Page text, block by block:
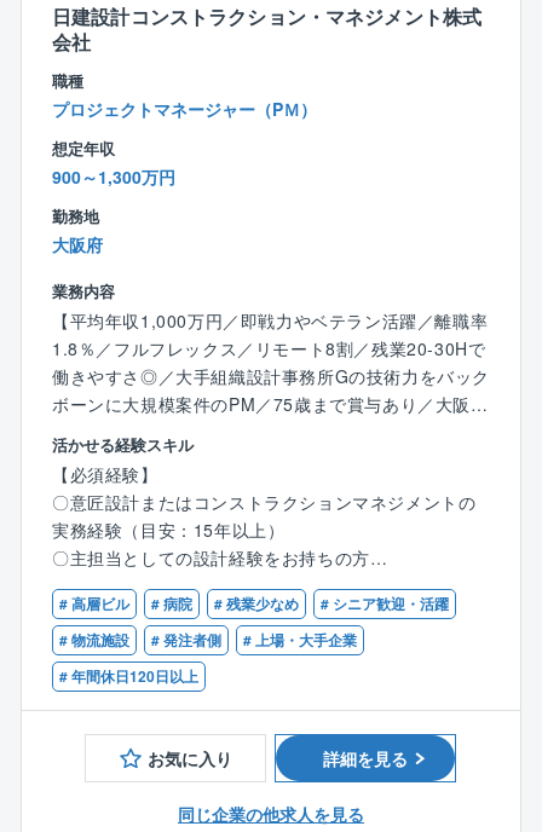
【1】大規模CRE保有企業・インフラ関連企業
【2】先端技術（生産・研究・IT）系企業
【3】放送・メディア系企業
【4】物流・情報インフラ系企業
【5】大規模スポーツ施設・先進医療系（病院）企業
【6】ラグジュアリーホテル・地方インバウンド（観光
関連・旅館等）系企業
【7】金融機関
【8】教育機関
国土交通省・文部科学省・地方公共団体・財団法人・
医療法人・社会福祉法人・独立行政法人・経済団体等
■施設用途
オフィス・生産/研究施設（工場・研究所）・物流施
設・商業施設・宿泊施設（ホテル・旅館）・医療施
設・教育施設・公共施設（官公庁他）等
■同社の魅力
＜どの世代にも活躍のチャンスがある＞
く、まだ経験が浅いメンバーを育てる雰囲気があるCM
会社です。
また、技術的な検証については、ベテラン社員がアド
バイザーとなって指導する組織体制ができています。
一方で、ベテランになってもPMの最前線で活躍してい
る方もおり、どの世代でも活躍する場があります。
また、女性のPM職も各部署に2名程度いて、女性が活
躍する環境もあります。
日建設計コンストラクション・マネジメント株式
会社
職種
プロジェクトマネージャー（PＭ）
想定年収
900～1,300万円
勤務地
大阪府
業務内容
【平均年収1,000万円／即戦力やベテラン活躍／離職率
1.8％／フルフレックス／リモート8割／残業20-30Hで
働きやすさ◎／大手組織設計事務所Gの技術力をバック
ボーンに大規模案件のPM／75歳まで賞与あり／大阪】
同社の大阪オフィスにて事業主の代行者として、プロ
ジェクトマネジメントをトータルで担っていただきま
す。
【詳細】
〇プロジェクトの企画・運営
〇品質管理
〇コスト管理
〇スケジュール管理 など、その他様々なリスク管理
などを行い、事業の推進を支援していただきます。
【ポイント】
で発注者、設計会社、施工会社の間に立ってプロジェ
活かせる経験スキル
【必須経験】
〇意匠設計またはコンストラクションマネジメントの
実務経験（目安：15年以上）
〇主担当としての設計経験をお持ちの方
〇大規模案件（目安：延床5000㎡以上）のご経験をお
持ちの方
〇一級建築士資格をお持ちの方
【歓迎】
〇データセンタ―、病院、工場の設計経験をお持ちの
方（案件は多岐にわたりますので、その他案件の経験
# 高層ビル # 病院 # 残業少なめ
# シニア歓迎・活躍
# 物流施設
# 発注者側
# 上場・大手企業
# 年間休日120日以上
お気に入り 詳細を見る
同じ企業の他求人を見る